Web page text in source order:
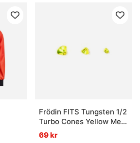
Frödin FITS Tungsten 1/2
Turbo Cones Yellow Met
S
69 kr